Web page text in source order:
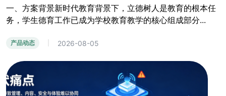
一、方案背景新时代教育背景下，立德树人是教育的根本任
务，学生德育工作已成为学校教育教学的核心组成部分...
产品动态 2026-08-05